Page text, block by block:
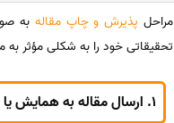
مراحل پذیرش و چاپ مقاله به
تحقیقاتی خود را به شکلی مؤثر به
1. ارسال مقاله به همایش